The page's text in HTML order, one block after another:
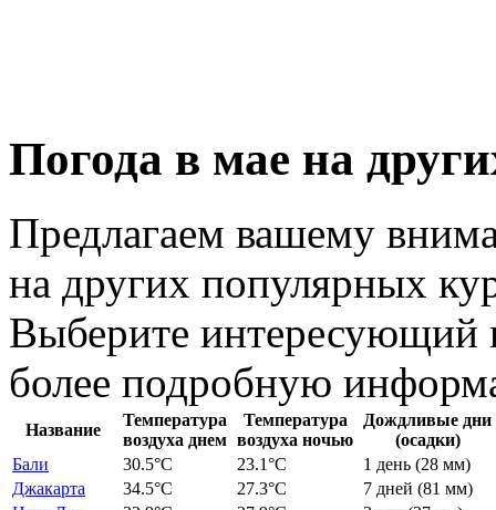
Погода в мае на
Предлагаем вашему
на других популярных
Выберите интересующий
более подробную
Название
Температура
воздуха днем
Температура
воздуха ночью
Дождливые дни
(осадки)
Бали
30.5°C 23.1°C 1 день (28 мм)
Джакарта
34.5°C 27.3°C 7 дней (81 мм)